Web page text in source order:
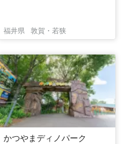
福井県 敦賀・若狭
かつやまディノパーク